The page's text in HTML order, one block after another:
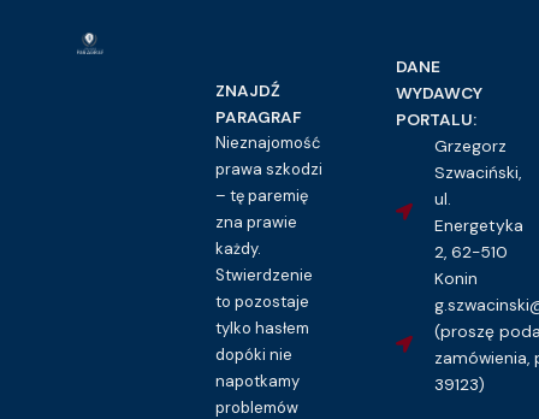
ZNAJDŹ
PARAGRAF
Nieznajomość
prawa szkodzi
– tę paremię
zna prawie
każdy.
Stwierdzenie
to pozostaje
tylko hasłem
dopóki nie
napotkamy
problemów
DANE
WYDAWCY
PORTALU:
Grzegorz
Szwaciński,
ul.
Energetyka
2, 62-510
Konin
(proszę
zamówienia,
39123)